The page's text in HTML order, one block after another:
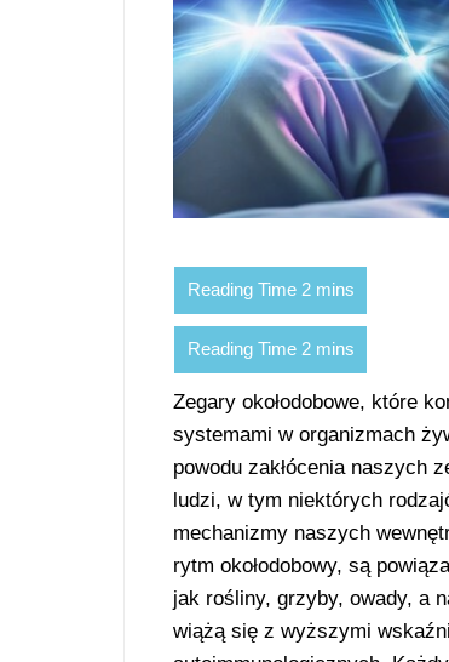
Zegary okołodobowe, które
systemami w organizmach
powodu zakłócenia naszych
ludzi, w tym niektórych
mechanizmy naszych
rytm okołodobowy, są
jak rośliny, grzyby, owady, a
wiążą się z wyższymi